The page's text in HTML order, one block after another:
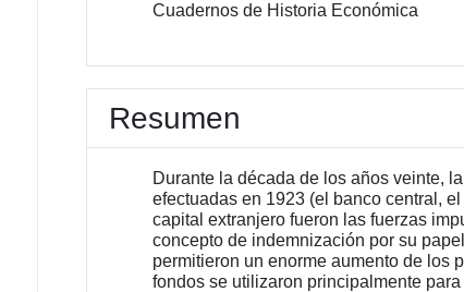
Cuadernos de Historia Económica
Resumen
Durante la década de los años veinte,
efectuadas en 1923 (el banco central,
capital extranjero fueron las fuerzas
concepto de indemnización por su
permitieron un enorme aumento de los
fondos se utilizaron principalmente